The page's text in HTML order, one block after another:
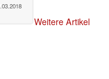
Weitere Artikel